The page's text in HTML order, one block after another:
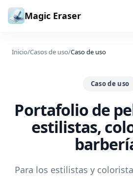
Saltar al contenido
Magic Eraser
Inicio/Casos de uso/Caso de uso
Caso de uso
Portafolio de
estilistas,
Para los estilistas y